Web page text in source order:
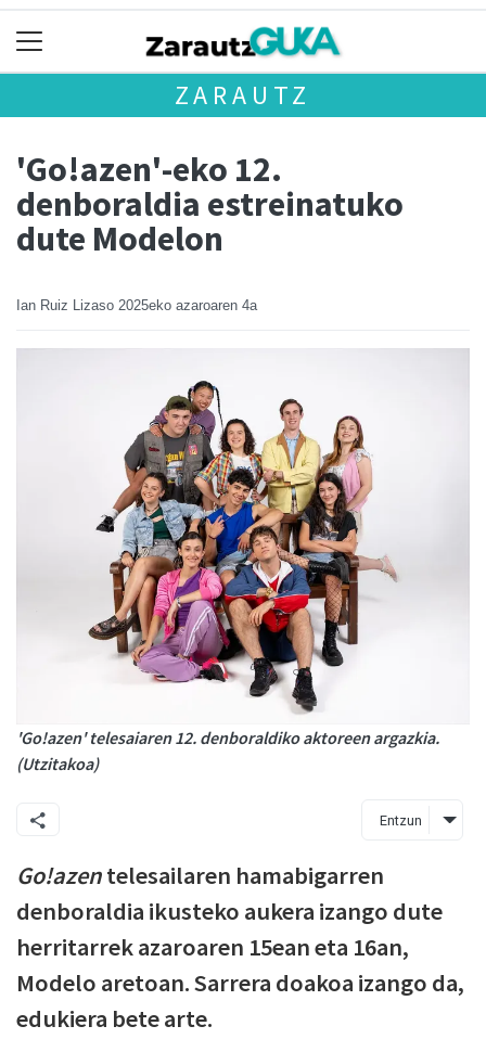
ZARAUTZ
'Go!azen'-eko 12.
denboraldia estreinatuko
dute Modelon
Ian Ruiz Lizaso 2025eko azaroaren 4a
'Go!azen' telesaiaren 12. denboraldiko aktoreen argazkia.
(Utzitakoa)
Entzun
Go!azentelesailaren hamabigarren
denboraldia ikusteko aukera izango dute
herritarrek azaroaren 15ean eta 16an,
Modelo aretoan. Sarrera doakoa izango da,
edukiera bete arte.